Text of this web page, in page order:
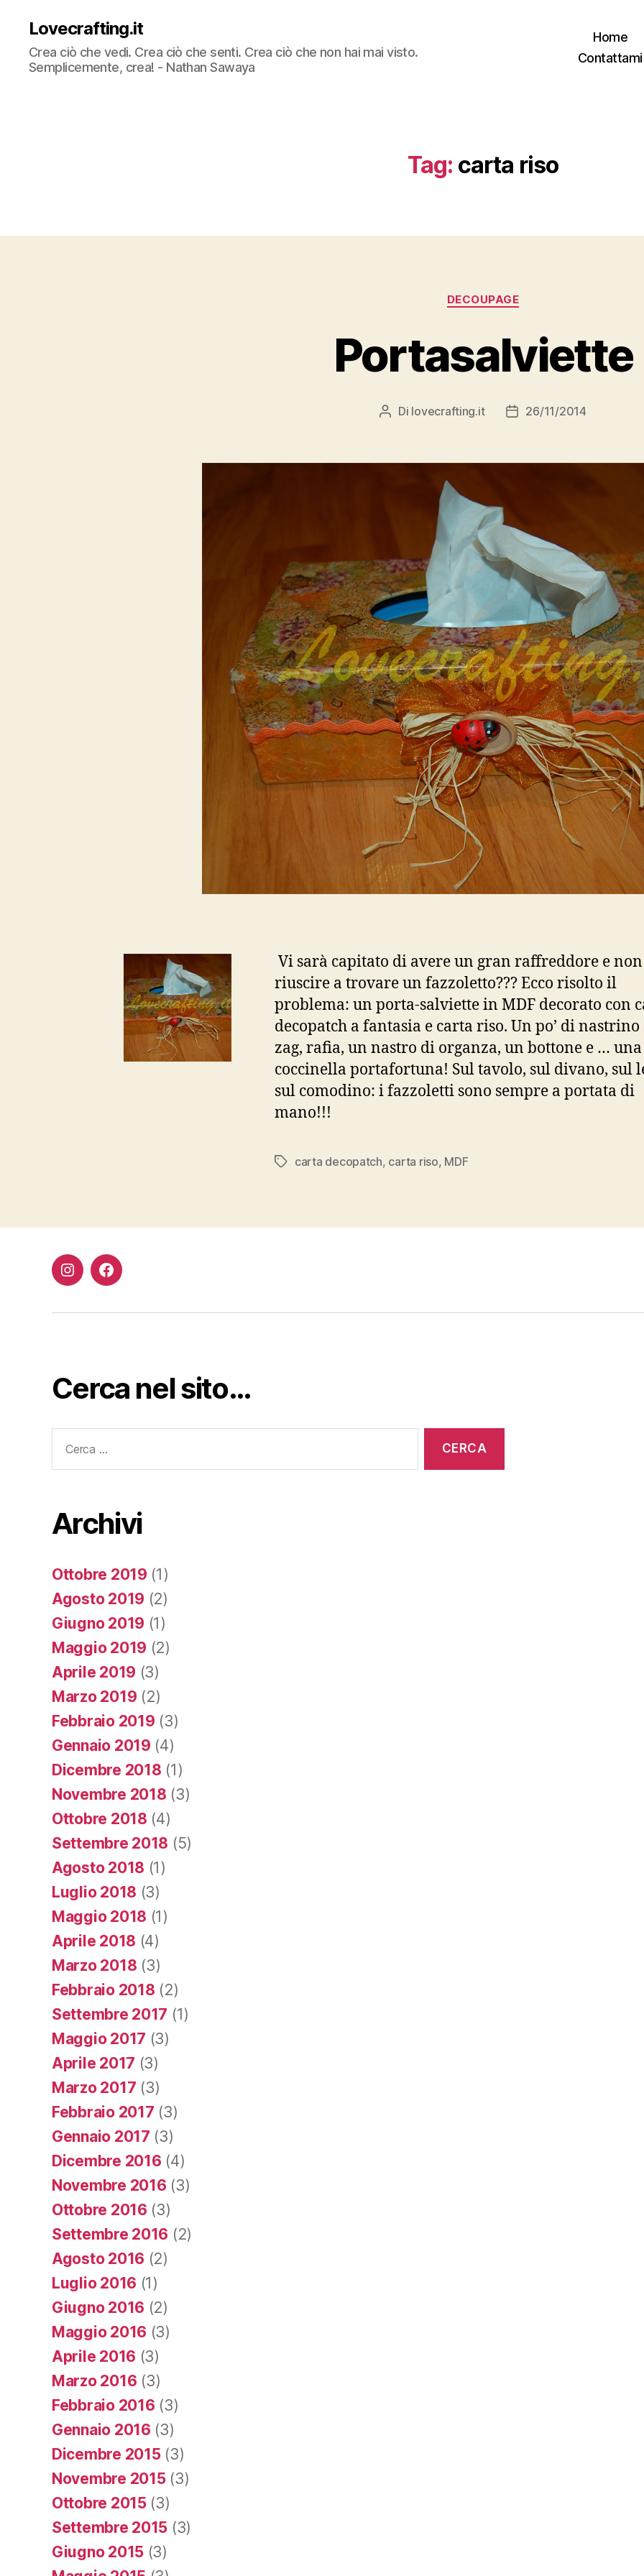
Lovecrafting.it
Crea ciò che vedi. Crea ciò che senti. Crea ciò che non hai mai visto.
Semplicemente, crea! - Nathan Sawaya
Home
Contattami
Tag: carta riso
Categorie
DECOUPAGE
Portasalviette
Autore
Di lovecrafting.it
Data26/11/2014
Vi sarà capitato di avere un gran raffreddore e non
riuscire a trovare un fazzoletto??? Ecco risolto il
problema: un porta-salviette in MDF decorato con
decopatch a fantasia e carta riso. Un po’ di nastrino
zag, rafia, un nastro di organza, un bottone e … una
coccinella portafortuna! Sul tavolo, sul divano, sul
sul comodino: i fazzoletti sono sempre a portata di
mano!!!
Tag carta decopatch, carta riso, MDF
InstagramFacebook
Cerca nel sito…
Archivi
Ottobre 2019 (1)
Agosto 2019 (2)
Giugno 2019 (1)
Maggio 2019 (2)
Aprile 2019 (3)
Marzo 2019 (2)
Febbraio 2019 (3)
Gennaio 2019 (4)
Dicembre 2018 (1)
Novembre 2018 (3)
Ottobre 2018 (4)
Settembre 2018 (5)
Agosto 2018 (1)
Luglio 2018 (3)
Maggio 2018 (1)
Aprile 2018 (4)
Marzo 2018 (3)
Febbraio 2018 (2)
Settembre 2017 (1)
Maggio 2017 (3)
Aprile 2017 (3)
Marzo 2017 (3)
Febbraio 2017 (3)
Gennaio 2017 (3)
Dicembre 2016 (4)
Novembre 2016 (3)
Ottobre 2016 (3)
Settembre 2016 (2)
Agosto 2016 (2)
Luglio 2016 (1)
Giugno 2016 (2)
Maggio 2016 (3)
Aprile 2016 (3)
Marzo 2016 (3)
Febbraio 2016 (3)
Gennaio 2016 (3)
Dicembre 2015(3)
Novembre 2015(3)
Ottobre 2015(3)
Settembre 2015 (3)
Giugno 2015 (3)